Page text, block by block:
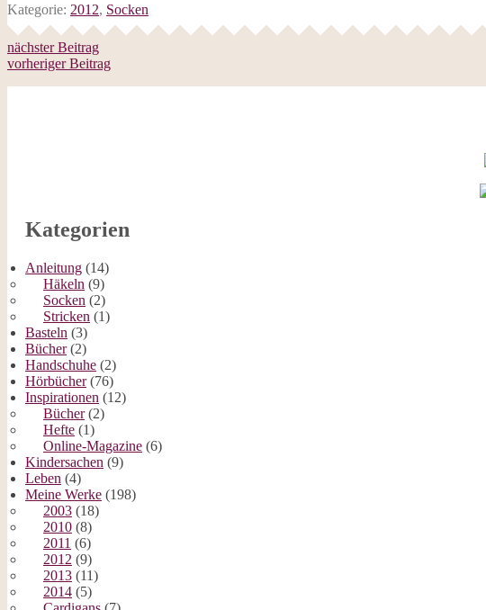
Kategorie: 2012, Socken
nächster Beitrag
vorheriger Beitrag
Kategorien
Anleitung (14)
Häkeln (9)
Socken (2)
Stricken (1)
Basteln (3)
Bücher(2)
Handschuhe (2)
Hörbücher(76)
Inspirationen (12)
Bücher(2)
Hefte (1)
Online-Magazine (6)
Kindersachen (9)
Leben (4)
Meine Werke (198)
2003 (18)
2010 (8)
2011 (6)
2012 (9)
2013 (11)
2014 (5)